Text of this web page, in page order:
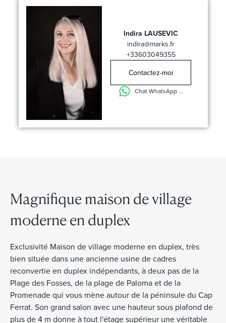
Indira LAUSEVIC
indira@marks.fr
+33603049355
Contactez-moi
Chat WhatsApp ...
Magnifique maison de village
moderne en duplex
Exclusivité Maison de village moderne en duplex, très
bien située dans une ancienne usine de cadres
reconvertie en duplex indépendants, à deux pas de la
Plage des Fosses, de la plage de Paloma et de la
Promenade qui vous mène autour de la péninsule du Cap
Ferrat. Son grand salon avec une hauteur sous plafond de
plus de 4 m donne à tout l'étage supérieur une véritable